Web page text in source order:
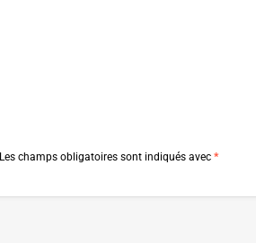
Les champs obligatoires sont indiqués avec *